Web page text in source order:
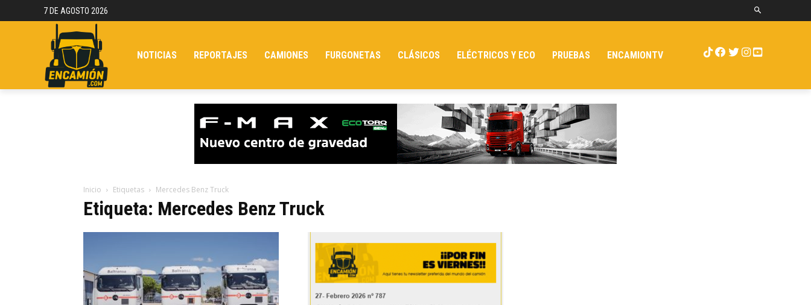
7 DE AGOSTO 2026
NOTICIAS REPORTAJES CAMIONES FURGONETAS CLÁSICOS ELÉCTRICOS Y ECO PRUEBAS ENCAMIONTV
Inicio Etiquetas Mercedes Benz Truck
Etiqueta: Mercedes Benz Truck